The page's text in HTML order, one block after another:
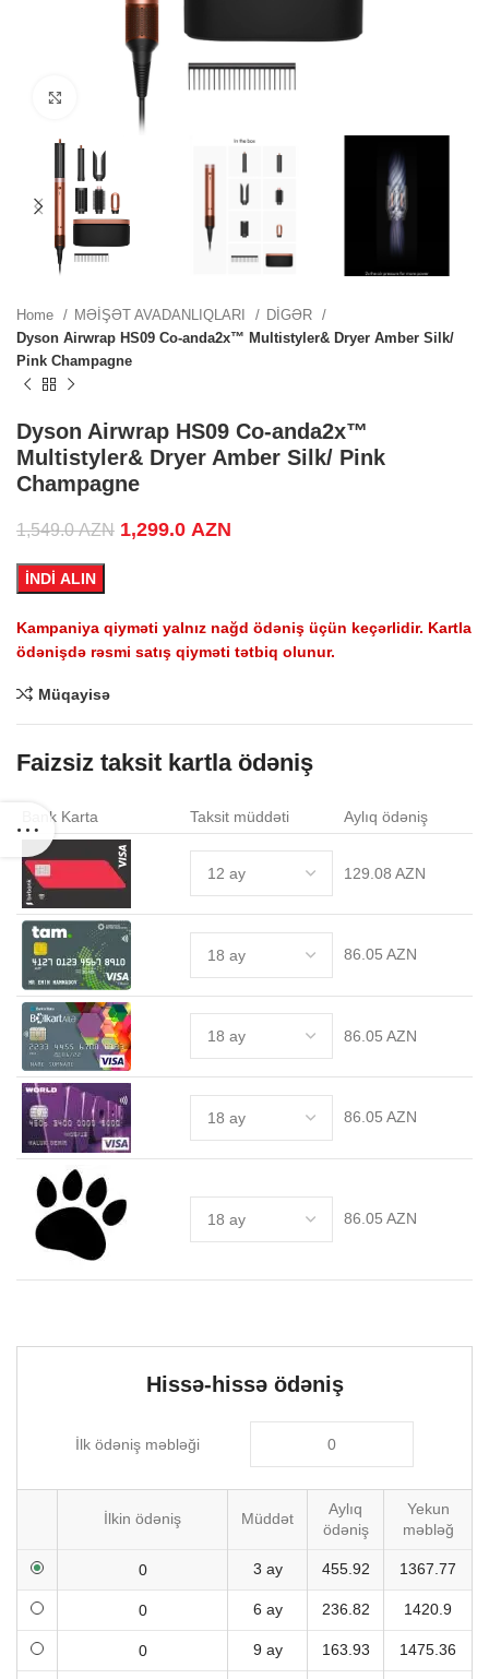
Click to enlarge
Home MƏİŞƏT AVADANLIQLARI
DİGƏR
Dyson Airwrap HS09 Co-anda2x™ Multistyler& Dryer Amber Silk/
Pink Champagne
Dyson Airwrap HS09 Co-anda2x™
Multistyler& Dryer Amber Silk/ Pink
Champagne
1,549.0AZN Original price was: 1,549.0 AZN.
1,299.0 AZN
İNDİ ALIN
Kampaniya qiyməti yalnız nağd ödəniş üçün keçərlidir. Kartla
ödənişdə rəsmi satış qiyməti tətbiq olunur.
Müqayisə
Faizsiz taksit kartla ödəniş
Bank Karta Taksit müddəti Aylıq ödəniş
129.08 AZN
86.05 AZN
86.05 AZN
86.05 AZN
86.05 AZN
Hissə-hissə ödəniş
İlk ödəniş məbləği
İlkin ödəniş Müddət
Aylıq
ödəniş
Yekun
məbləğ
3 ay 455.92 1367.77
6 ay 236.82 1420.9
9 ay 163.93 1475.36